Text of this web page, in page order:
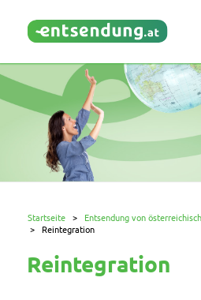
Startseite >
Entsendung von
>
Reintegration
Reintegration